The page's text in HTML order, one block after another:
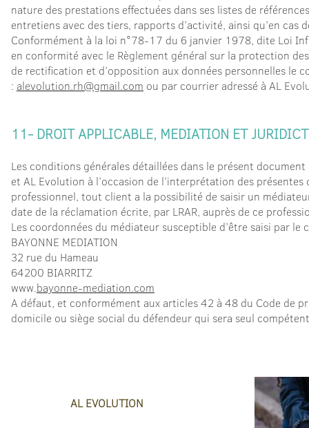
nature des prestations effectuées dans ses listes de
entretiens avec des tiers, rapports d’activité, ainsi qu’en
Conformément à la loi n°78-17 du 6 janvier 1978, dite Loi
en conformité avec le Règlement général sur la protection
de rectification et d’opposition aux données personnelles le
: alevolution.rh@gmail.com ou par courrier adressé à AL
11- DROIT APPLICABLE, MEDIATION ET
Les conditions générales détaillées dans le présent
et AL Evolution à l’occasion de l’interprétation des
professionnel, tout client a la possibilité de saisir un
date de la réclamation écrite, par LRAR, auprès de ce
Les coordonnées du médiateur susceptible d’être saisi par le
BAYONNE MEDIATION
32 rue du Hameau
64200 BIARRITZ
www.bayonne-mediation.com
A défaut, et conformément aux articles 42 à 48 du Code de
domicile ou siège social du défendeur qui sera seul
AL EVOLUTION